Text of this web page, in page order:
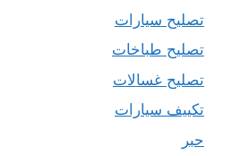
تصليح سيارات
تصليح طباخات
تصليح غسالات
تكييف سيارات
حبر